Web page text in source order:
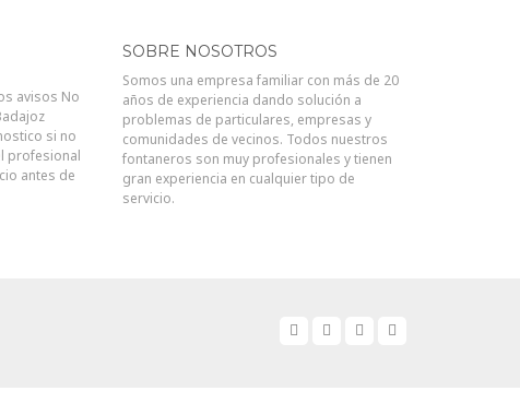
avisos No
si no
profesional
antes de
SOBRE NOSOTROS
Somos una empresa familiar con más de 20
años de experiencia dando solución a
problemas de particulares, empresas y
comunidades de vecinos. Todos nuestros
fontaneros son muy profesionales y tienen
gran experiencia en cualquier tipo de
servicio.